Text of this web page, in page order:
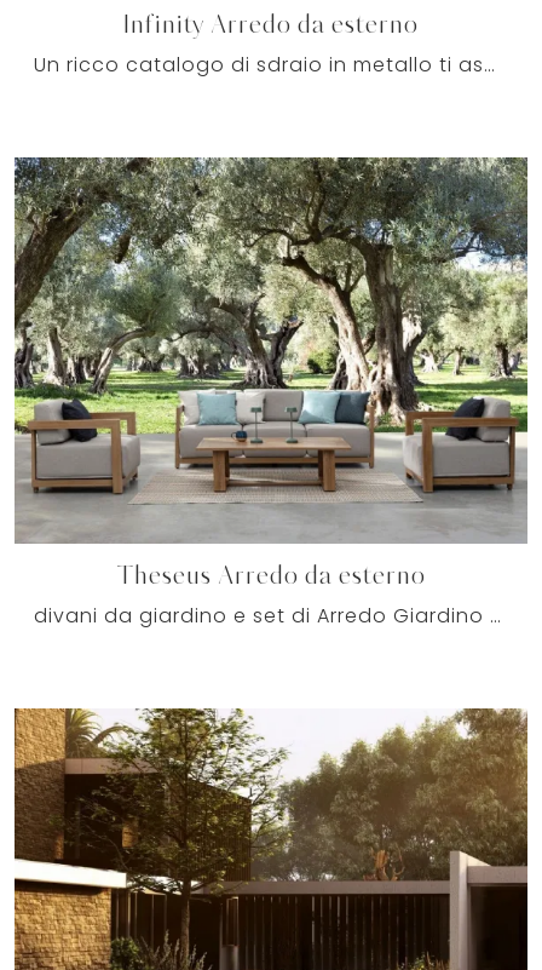
Infinity Arredo da esterno
Un ricco catalogo di sdraio in metallo ti aspetta nel nostro punto vendita: clicca e scopri il modello Infinity Arredo da esterno di Bizzotto.
Theseus Arredo da esterno
divani da giardino e set di Arredo Giardino dei migliori produttori: scopri di più sul modello Theseus Arredo da esterno di Bizzotto, clicca subito!